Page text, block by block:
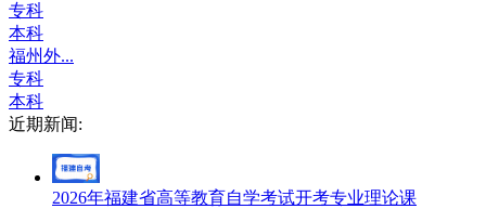
专科
本科
福州外...
专科
本科
近期新闻:
2026年福建省高等教育自学考试开考专业理论课